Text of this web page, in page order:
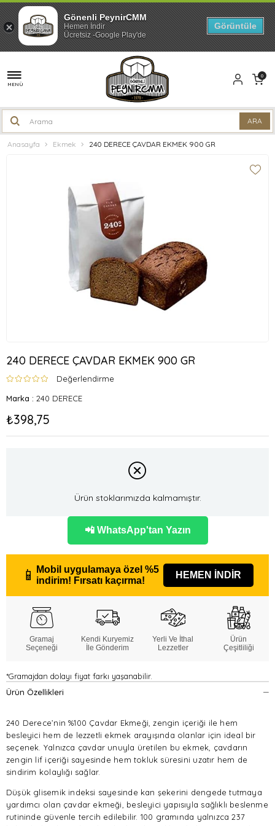
MENÜ
0
Anasayfa Ekmek 240 DERECE ÇAVDAR EKMEK 900 GR
240 DERECE ÇAVDAR EKMEK 900 GR
Değerlendirme
Marka : 240 DERECE
₺398,75
Ürün stoklarımızda kalmamıştır.
📲 WhatsApp'tan Yazın
📱 Mobil uygulamaya özel %5
indirim! Fırsatı kaçırma!
HEMEN İNDİR
Gramaj
Seçeneği
Kendi Kuryemiz
İle Gönderim
Yerli Ve İthal
Lezzetler
Ürün
Çeşitliliği
*Gramajdan dolayı fiyat farkı yaşanabilir.
Ürün Özellikleri
240 Derece’nin %100 Çavdar Ekmeği, zengin içeriği ile hem
besleyici hem de lezzetli ekmek arayışında olanlar için ideal bir
seçenek. Yalnızca çavdar unuyla üretilen bu ekmek, çavdarın
zengin lif içeriği sayesinde hem tokluk süresini uzatır hem de
sindirim kolaylığı sağlar.
Düşük glisemik indeksi sayesinde kan şekerini dengede tutmaya
yardımcı olan çavdar ekmeği, besleyici yapısıyla sağlıklı beslenme
rutininde güvenle tercih edilebilir. 100 gramında yalnızca 237
Gönenli PeynirCMM
Hemen İndir
Ücretsiz -Google Play'de
Görüntüle